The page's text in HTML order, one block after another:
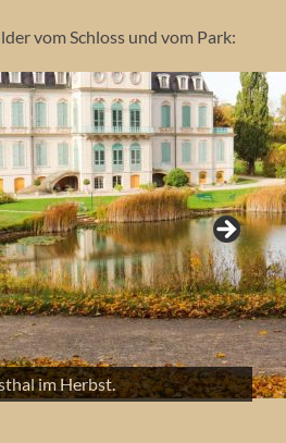
vom Schloss und vom Park:
im Winter.
im Herbst.
im Sommer.
Park Wilhelmsthal.
im Frühjahr.